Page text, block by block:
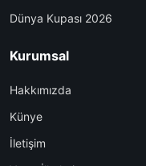
Dünya Kupası 2026
Kurumsal
Hakkımızda
Künye
İletişim